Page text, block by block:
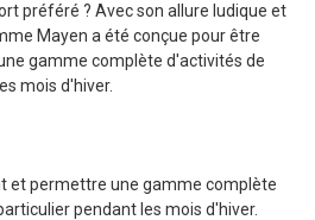
préféré ? Avec son allure ludique et
Mayen a été conçue pour être
gamme complète d'activités de
mois d'hiver.
et permettre une gamme complète
pendant les mois d'hiver.